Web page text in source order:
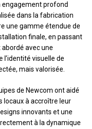
engagement profond
dans la fabrication
une gamme étendue de
finale, en passant
avec une
visuelle de
mais valorisée.
de Newcom ont aidé
locaux à accroître leur
innovants et une
à la dynamique